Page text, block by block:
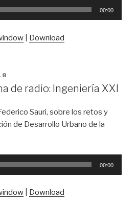
00:00
Download
de radio: Ingeniería XXI
Sauri, sobre los retos y
de Desarrollo Urbano de la
00:00
Download